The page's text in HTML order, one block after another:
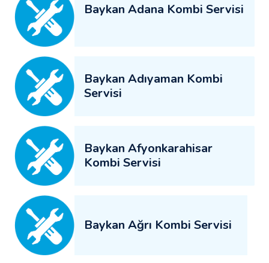
Baykan Adana Kombi Servisi
Baykan Adıyaman Kombi
Servisi
Baykan Afyonkarahisar
Kombi Servisi
Baykan Ağrı Kombi Servisi